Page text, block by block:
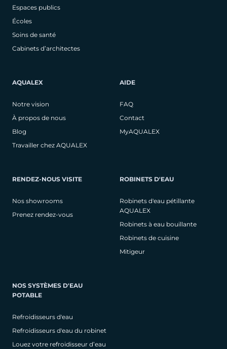
Espaces publics
Écoles
Soins de santé
Cabinets d’architectes
AQUALEX
Notre vision
À propos de nous
Blog
Travailler chez AQUALEX
AIDE
FAQ
Contact
MyAQUALEX
RENDEZ-NOUS VISITE
Nos showrooms
Prenez rendez-vous
ROBINETS D'EAU
Robinets d'eau pétillante
AQUALEX
Robinets à eau bouillante
Robinets de cuisine
Mitigeur
NOS SYSTÈMES D'EAU
POTABLE
Refroidisseurs d'eau
Refroidisseurs d'eau du robinet
Louez votre refroidisseur d’eau